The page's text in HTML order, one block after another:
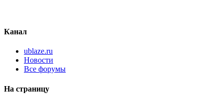
Канал
ublaze.ru
Новости
Все форумы
На страницу